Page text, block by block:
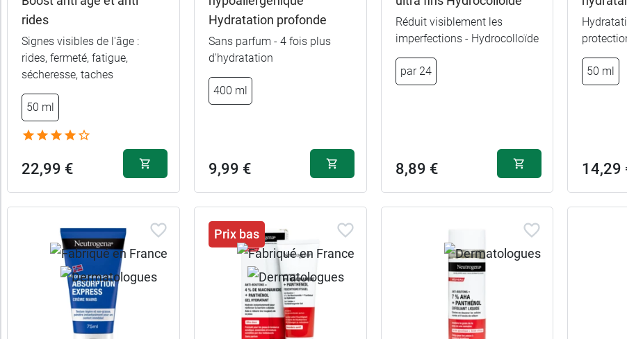
rides
Signes visibles de l'âge :
rides, fermeté, fatigue,
sécheresse, taches
50 ml
22,99 €
Hydratation profonde
Sans parfum - 4 fois plus
d'hydratation
400 ml
9,99 €
Réduit visiblement les
imperfections - Hydrocolloïde
par 24
8,89 €
50 ml
14,29
Prix bas